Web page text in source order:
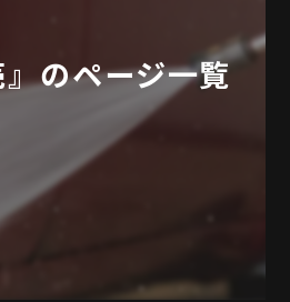
のページ一覧